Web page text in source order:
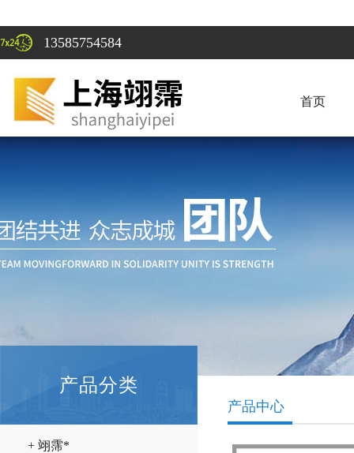
13585754584
首页
产品分类
+ 翊霈*
产品中心